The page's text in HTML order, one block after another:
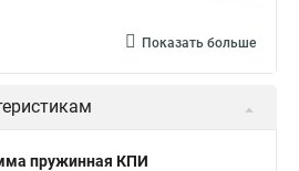
Показать больше
пружинная КПИ